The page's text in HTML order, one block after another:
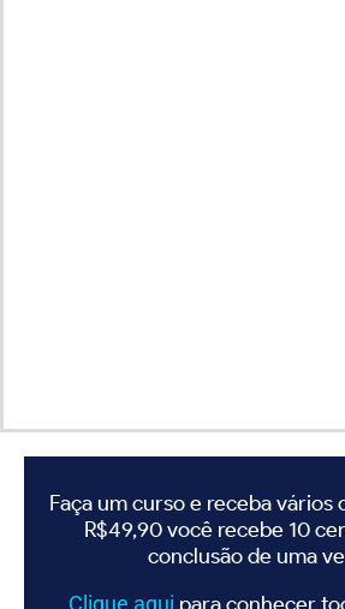
Faça um curso e receba vários
R$49,90 você recebe 10
conclusão de uma
Clique aqui para conhecer